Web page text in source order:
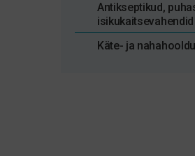
Antikseptikud,
isikukaitsevahendid
Käte- ja